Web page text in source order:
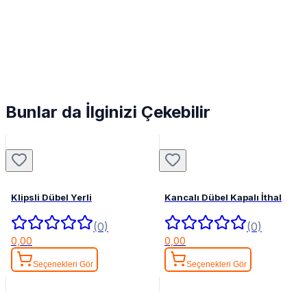
Bunlar da İlginizi Çekebilir
Klipsli Dübel Yerli
(0)
0,00
Seçenekleri Gör
Kancalı Dübel Kapalı İthal
(0)
0,00
Seçenekleri Gör